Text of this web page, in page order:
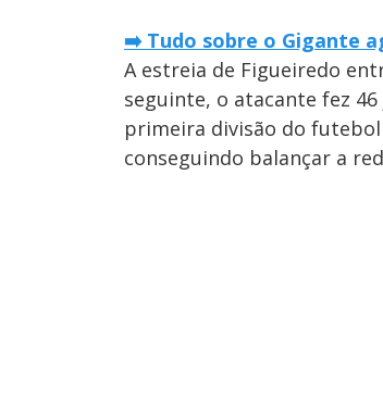
➡️ Tudo sobre o Gigante
A estreia de Figueiredo
seguinte, o atacante fez
primeira divisão do
conseguindo balançar a